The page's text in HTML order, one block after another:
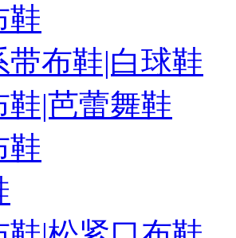
鞋
带布鞋|白球鞋
鞋|芭蕾舞鞋
鞋